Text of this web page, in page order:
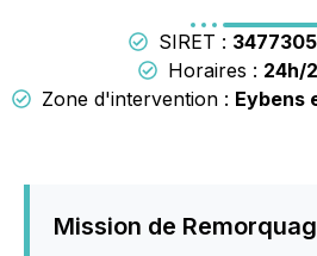
SIRET :
Horaires : 24h/
Zone d'intervention : Eybens
Mission de